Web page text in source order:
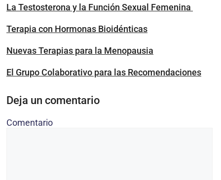
La Testosterona y la Función Sexual Femenina
Terapia con Hormonas Bioidénticas
Nuevas Terapias para la Menopausia
El Grupo Colaborativo para las Recomendaciones
Deja un comentario
Comentario